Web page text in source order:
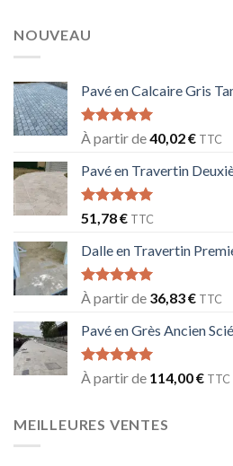
NOUVEAU
Pavé en Calcaire Gris
Note5.00
sur 5
À partir de40,02€ TTC
Pavé en Travertin
Note5.00
sur 5
51,78€ TTC
Dalle en Travertin
Note5.00
sur 5
À partir de 36,83€ TTC
Pavé en Grès Ancien
Note5.00
sur 5
À partir de 114,00€ TTC
MEILLEURES VENTES